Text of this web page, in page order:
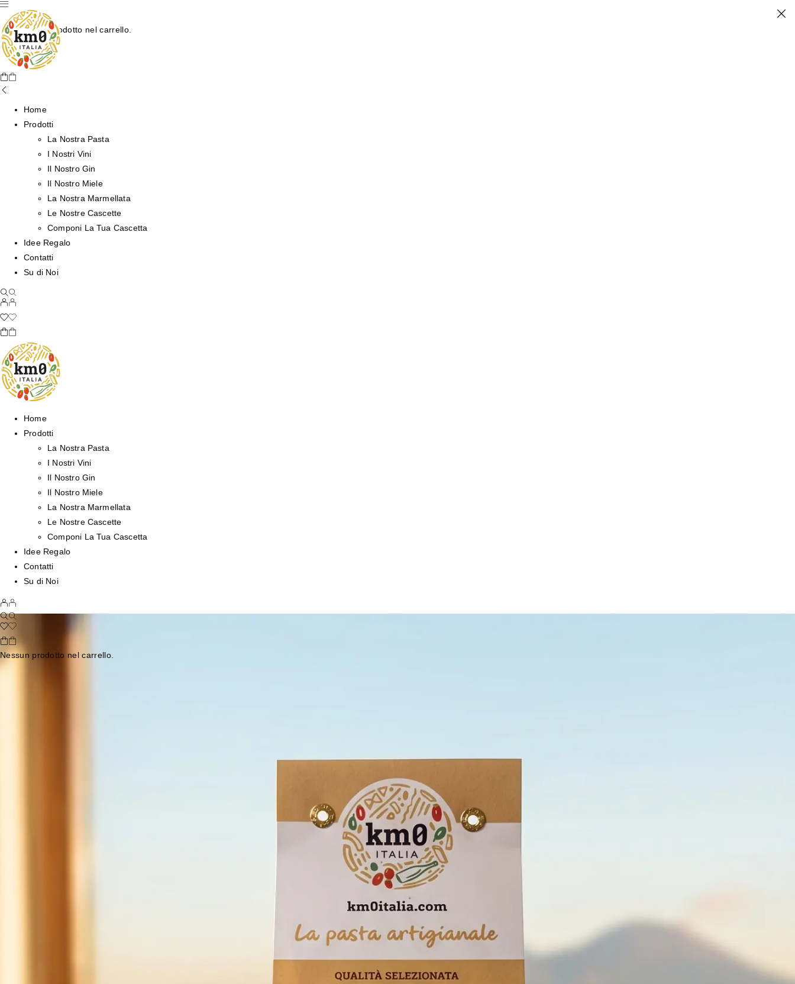
Nessun prodotto nel carrello.
Home
Prodotti
La Nostra Pasta
I Nostri Vini
Il Nostro Gin
Il Nostro Miele
La Nostra Marmellata
Le Nostre Cascette
Componi La Tua Cascetta
Idee Regalo
Contatti
Su di Noi
Home
Prodotti
La Nostra Pasta
I Nostri Vini
Il Nostro Gin
Il Nostro Miele
La Nostra Marmellata
Le Nostre Cascette
Componi La Tua Cascetta
Idee Regalo
Contatti
Su di Noi
Nessun prodotto nel carrello.